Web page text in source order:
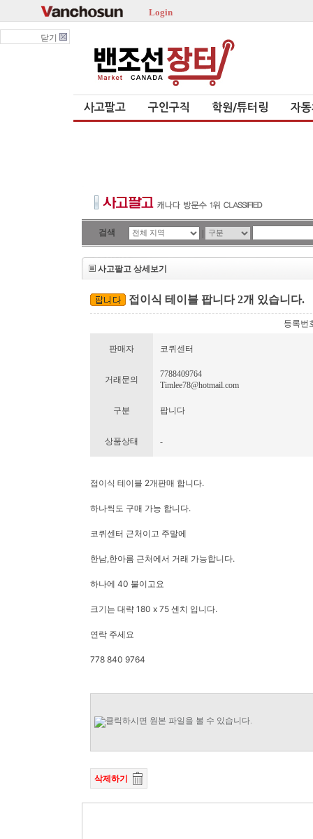
Login
닫기
사고팔고 구인구직 학원/튜터링 자
검색 |
사고팔고 상세보기
접이식 테이블 팝니다 2개 있습니다.
등록번
판매자 코퀴센터
거래문의
7788409764
Timlee78@hotmail.com
구분 팝니다
상품상태 -
접이식 테이블 2개판매 합니다.
하나씩도 구매 가능 합니다.
코퀴센터 근처이고 주말에
한남,한아름 근처에서 거래 가능합니다.
하나에 40 불이고요
크기는 대략 180 x 75 센치 입니다.
연락 주세요
778 840 9764
삭제하기